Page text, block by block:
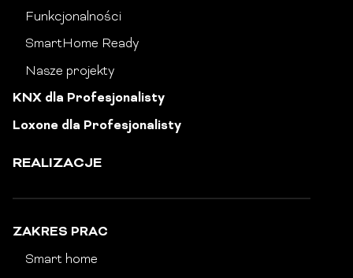
Funkcjonalności
SmartHome Ready
Nasze projekty
KNX dla Profesjonalisty
Loxone dla Profesjonalisty
REALIZACJE
ZAKRES PRAC
Smart home